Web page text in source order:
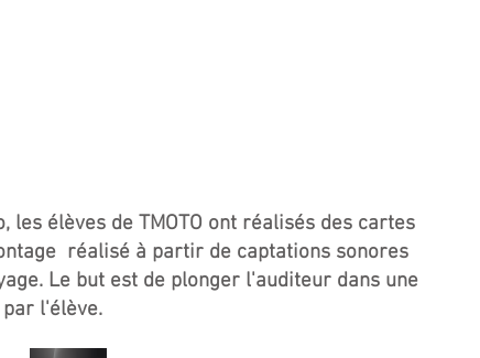
élèves de TMOTO ont réalisés des cartes
réalisé à partir de captations sonores
Le but est de plonger l'auditeur dans une
l'élève.